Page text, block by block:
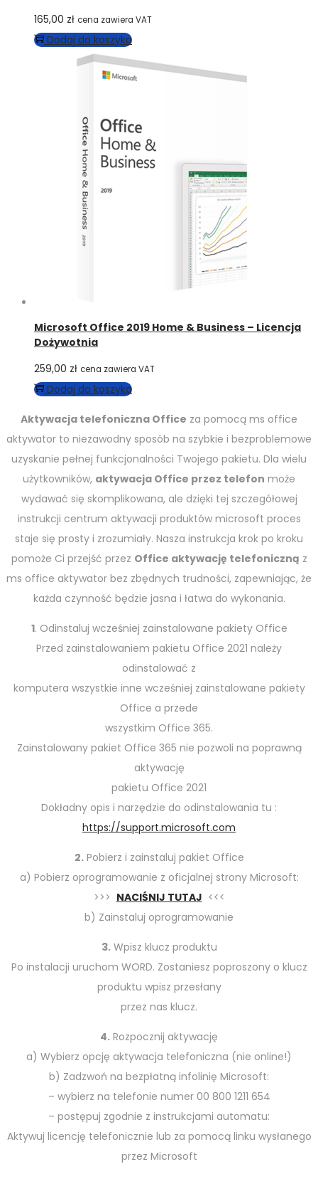
165,00 zł cena zawiera VAT
Dodaj do koszyka
Microsoft Office 2019 Home & Business – Licencja
Dożywotnia
259,00 zł cena zawiera VAT
Dodaj do koszyka
Aktywacja telefoniczna Office za pomocą ms office
aktywator to niezawodny sposób na szybkie i bezproblemowe
uzyskanie pełnej funkcjonalności Twojego pakietu. Dla wielu
użytkowników, aktywacja Office przez telefon może
wydawać się skomplikowana, ale dzięki tej szczegółowej
instrukcji centrum aktywacji produktów microsoft proces
staje się prosty i zrozumiały. Nasza instrukcja krok po kroku
pomoże Ci przejść przez Office aktywację telefoniczną z
ms office aktywator bez zbędnych trudności, zapewniając, że
każda czynność będzie jasna i łatwa do wykonania.
1. Odinstaluj wcześniej zainstalowane pakiety Office
Przed zainstalowaniem pakietu Office 2021 należy
odinstalować z
komputera wszystkie inne wcześniej zainstalowane pakiety
Office a przede
wszystkim Office 365.
Zainstalowany pakiet Office 365 nie pozwoli na poprawną
aktywację
pakietu Office 2021
Dokładny opis i narzędzie do odinstalowania tu :
https://support.microsoft.com
2.Pobierz i zainstaluj pakiet Office
a) Pobierz oprogramowanie z oficjalnej strony Microsoft:
>>> NACIŚNIJ TUTAJ <<<
b) Zainstaluj oprogramowanie
3.Wpisz klucz produktu
Po instalacji uruchom WORD. Zostaniesz poproszony o klucz
produktu wpisz przesłany
przez nas klucz.
4. Rozpocznij aktywację
a) Wybierz opcję aktywacja telefoniczna (nie online!)
b) Zadzwoń na bezpłatną infolinię Microsoft:
– wybierz na telefonie numer 00 800 1211 654
– postępuj zgodnie z instrukcjami automatu:
Aktywuj licencję telefonicznie lub za pomocą linku wysłanego
przez Microsoft